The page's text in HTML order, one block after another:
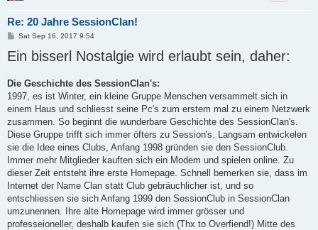
Re: 20 Jahre SessionClan!
P
s
t
Sat Sep 16, 2017 9:54
Ein bisserl Nostalgie wird erlaubt sein, daher:
Die Geschichte des SessionClan's:
1997, es ist Winter, ein kleine Gruppe Menschen versammelt sich in
einem Haus und schliesst seine Pc's zum erstem mal zu einem Netzwerk
zusammen. So beginnt die wunderbare Geschichte des SessionClan's.
Diese Gruppe trifft sich immer öfters zu Session's. Langsam entwickelen
sie die Idee eines Clubs, Anfang 1998 gründen sie den SessionClub.
Immer mehr Mitglieder kauften sich ein Modem und spielen online. Zu
dieser Zeit entsteht ihre erste Homepage. Schnell bemerken sie, dass im
Internet der Name Clan statt Club gebräuchlicher ist, und so
entschliessen sie sich Anfang 1999 den SessionClub in SessionClan
umzunennen. Ihre alte Homepage wird immer grösser und
professeioneller, deshalb kaufen sie sich (Thx to Overfiend!) Mitte des